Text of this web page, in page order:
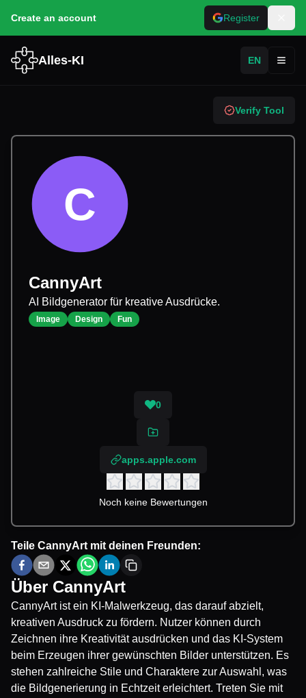
Create an account Register
Alles-KI EN
Verify Tool
C
CannyArt
AI Bildgenerator für kreative Ausdrücke.
Image Design Fun
0
apps.apple.com
Noch keine Bewertungen
Teile CannyArt mit deinen Freunden:
Über CannyArt
CannyArt ist ein KI-Malwerkzeug, das darauf abzielt,
kreativen Ausdruck zu fördern. Nutzer können durch
Zeichnen ihre Kreativität ausdrücken und das KI-System
beim Erzeugen ihrer gewünschten Bilder unterstützen. Es
stehen zahlreiche Stile und Charaktere zur Auswahl, was
die Bildgenerierung in Echtzeit erleichtert. Treten Sie mit